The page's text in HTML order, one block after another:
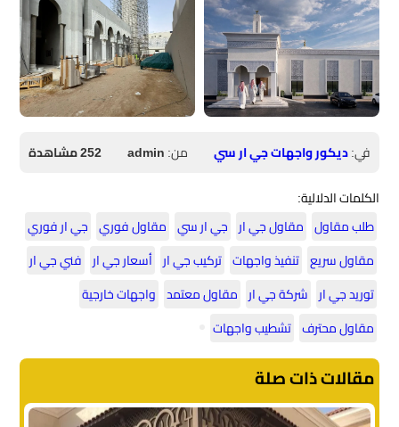
في:ديكور واجهات جي ار سي من:admin
252 مشاهدة
الكلمات الدلالية:
طلب مقاول مقاول جي ار جي ار سي مقاول فوري جي ار فوري
مقاول سريع تنفيذ واجهات تركيب جي ار أسعار جي ار فني جي ار
توريد جي ار شركة جي ار مقاول معتمد واجهات خارجية
مقاول محترف تشطيب واجهات
مقالات ذات صلة